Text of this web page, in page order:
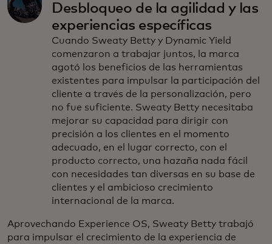
Desbloqueo de la agilidad y las
experiencias específicas
Cuando Sweaty Betty y Dynamic Yield
comenzaron a trabajar juntos, la marca
agotó los beneficios de las herramientas
existentes para impulsar la participación del
cliente a través de la personalización, pero
no fue suficiente. Sweaty Betty necesitaba
mejorar su capacidad para dirigir con
precisión a los clientes en el momento
adecuado, en el lugar correcto, con el
producto correcto, una hazaña nada fácil
con necesidades tan diversas en su base de
clientes y el ambicioso crecimiento
internacional de la marca.
Aprovechando Experience OS, Sweaty Betty trabajó
para impulsar el crecimiento de la experiencia de